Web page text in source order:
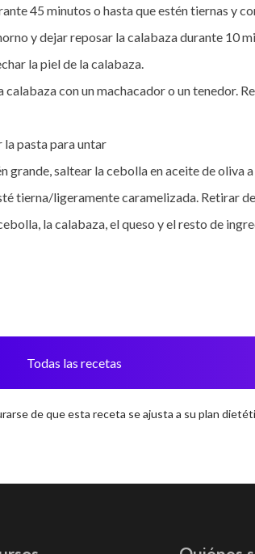
45 minutos o hasta que estén tiernas y
y dejar reposar la calabaza durante 10
la piel de la calabaza.
calabaza con un machacador o un tenedor.
la pasta para untar
grande, saltear la cebolla en aceite de
tierna/ligeramente caramelizada. Retirar
la calabaza, el queso y el resto de
Todas las recetas
de que esta receta se ajusta a su plan